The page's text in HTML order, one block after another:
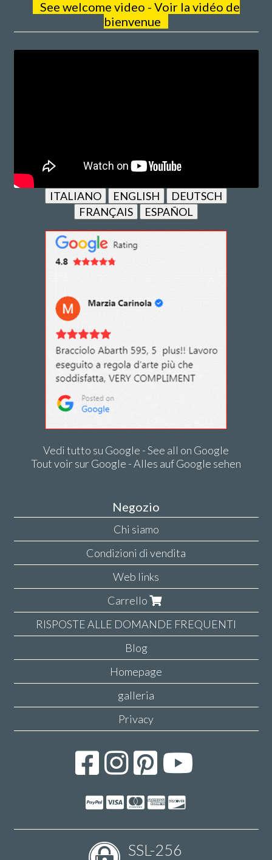
See welcome video - Voir la vidéo de
bienvenue
ITALIANO ENGLISH
DEUTSCH
FRANÇAIS
ESPAÑOL
Vedi tutto su Google - See all on Google
Tout voir sur Google - Alles auf Google sehen
Negozio
Chi siamo
Condizioni di vendita
Web links
Carrello
RISPOSTE ALLE DOMANDE FREQUENTI
Blog
Homepage
galleria
Privacy
SSL-256